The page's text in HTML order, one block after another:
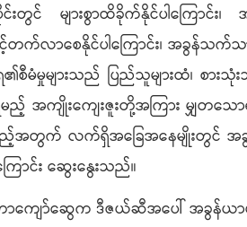
ျားစွာထိခိုက်နိုင်ပါကြောင်း၊ အ
မြင့်တက်လာစေနိုင်ပါကြောင်း၊ အ
၏စီမံမှုများသည် ပြည်သူများထံ၊ စာ
မည့် အကျိုးကျေးဇူးတို့အကြား မျှ
စ်သည့်အတွက် လက်ရှိအခြေအနေမျိုးတွ
ြောင်း ဆွေးနွေးသည်။
ကျော်ဆွေက ဒီဇယ်ဆီအပေါ် အခွန်ယာ